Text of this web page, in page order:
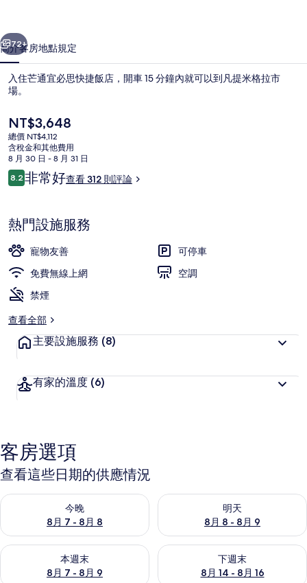
飯
店
的
片
集
個 下一個
72+
簡介客房地點規定
入住芒通宜必思快捷飯店，開車 15 分鐘內就可以到凡提米格拉市
場。
目
前
的
價
格
是
NT$3,648
總價 NT$4,112
含稅金和其他費用
8 月 30 日 - 8 月 31 日
評
論
8.28.2 分，滿分 10 分，
非常好查看 312 則評論
熱門設施服務
寵物友善
可停車
免費無線上網
空調
禁煙
查看全部
主要設施服務 (8)
有家的溫度 (6)
客房選項
查看這些日期的供應情況
今晚
8月 7 - 8月 8
查看今晚 (8月 7 - 8月 8) 的供應情況
明天
8月 8 - 8月 9
查看明天 (8月 8 - 8月 9) 的供
本週末
8月 7 - 8月 9
查看本週末 (8月 7 - 8月 9) 的供應情況
下週末
8月 14 - 8月 16
查看下週末 (8月 14 - 8月 16)